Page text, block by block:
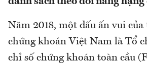
Năm 2018, một dấu ấn vui
chứng khoán Việt Nam là Tổ
chỉ số chứng khoán toàn cầu